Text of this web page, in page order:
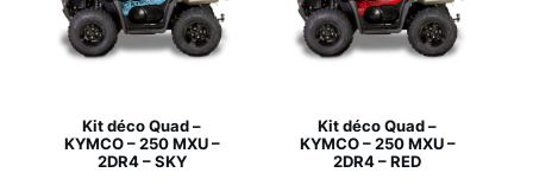
Kit déco Quad –
KYMCO – 250 MXU –
2DR4 – SKY
Kit déco Quad –
KYMCO – 250 MXU –
2DR4 – RED